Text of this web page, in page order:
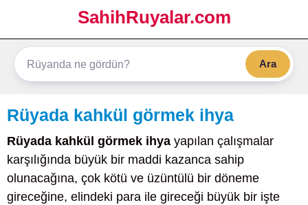
SahihRuyalar.com
Ara
Rüyada kahkül görmek ihya
Rüyada kahkül görmek ihya yapılan çalışmalar
karşılığında büyük bir maddi kazanca sahip
olunacağına, çok kötü ve üzüntülü bir döneme
gireceğine, elindeki para ile gireceği büyük bir işte